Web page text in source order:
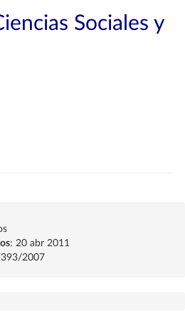
Sociales y
: 20 abr 2011
2007